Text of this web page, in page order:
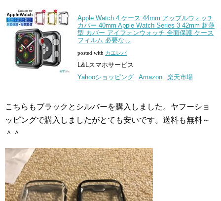
Apple Watch 4 ケース 44mm アップルウォッチ
カバー 40mm Apple Watch Series 3 42mm 超薄
型 カバー アイフォンウォッチ 全面保護 ケース
フィルム 必要なし
posted with カエレバ
L&Lスマホサービス
Yahooショッピング
Amazon 楽天市場
こちらもブラックとシルバーを購入しました。ヤフーショ
ッピングで購入しましたがとても安いです。送料も無料～
＾＾